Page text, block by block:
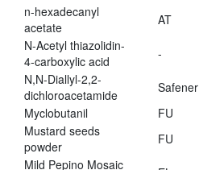
n-hexadecanyl
acetate
AT
N-Acetyl thiazolidin-
4-carboxylic acid
-
N,N-Diallyl-2,2-
dichloroacetamide
Safener
Myclobutanil
FU
Mustard seeds
powder
FU
Mild Pepino Mosaic